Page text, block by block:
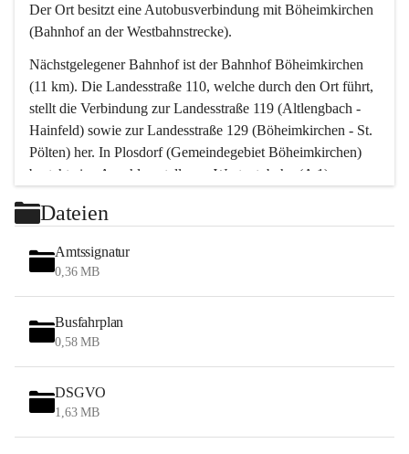
Der Ort besitzt eine Autobusverbindung mit Böheimkirchen
(Bahnhof an der Westbahnstrecke).
Nächstgelegener Bahnhof ist der Bahnhof Böheimkirchen
(11 km). Die Landesstraße 110, welche durch den Ort führt,
stellt die Verbindung zur Landesstraße 119 (Altlengbach -
Hainfeld) sowie zur Landesstraße 129 (Böheimkirchen - St.
Pölten) her. In Plosdorf (Gemeindegebiet Böheimkirchen)
besteht eine Anschlussstelle zur Westautobahn (A 1).
Wien erreicht man in ca. 45 Minuten.
Stössing zählt noch zum Naherholungsraum Wien sowie
zum Naherholungsraum St. Pölten. Viele Bauernhöfe hatten
„ihre Wiener“. Seit 1960 bauten viele Wiener
Wochenendhäuser im Gemeindegebiet. Wegen des
waldreichen Jagdgebietes haben viele Jagdpächter ihre
Das Wandern ist aus touristischer Sicht die bedeutendste
Tätigkeit. Das hügelige Gebiet mit Wanderwegen durch
Wiesen, Wälder und Obstkulturen lädt dazu ein. Gefördert
Dateien
Amtssignatur
0,36 MB
Busfahrplan
0,58 MB
DSGVO
1,63 MB